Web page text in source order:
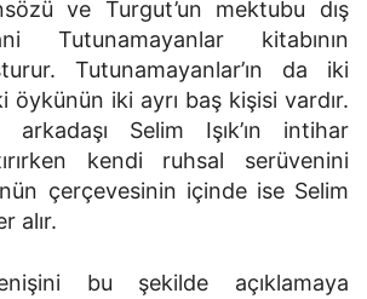
ve Turgut’un mektubu dış
Tutunamayanlar kitabının
Tutunamayanlar’ın da iki
öykünün iki ayrı baş kişisi vardır.
Selim Işık’ın intihar
kendi ruhsal serüvenini
çerçevesinin içinde ise Selim
alır.
bu şekilde açıklamaya